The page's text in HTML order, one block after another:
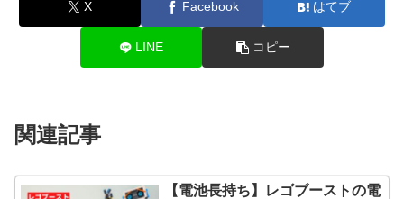
X Facebook はてブ
LINE コピー
関連記事
【電池長持ち】レゴブーストの電